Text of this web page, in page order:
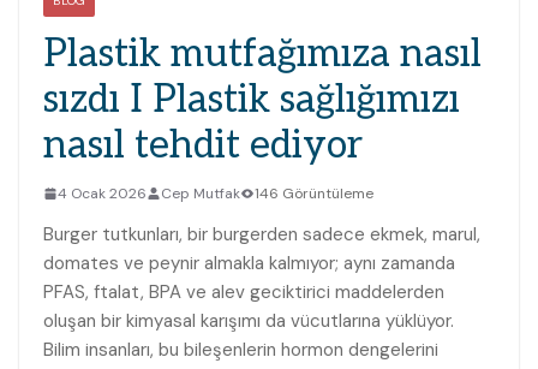
Plastik mutfağımıza nasıl
sızdı I Plastik sağlığımızı
nasıl tehdit ediyor
4 Ocak 2026 Cep Mutfak 146 Görüntüleme
Burger tutkunları, bir burgerden sadece ekmek, marul,
domates ve peynir almakla kalmıyor; aynı zamanda
PFAS, ftalat, BPA ve alev geciktirici maddelerden
oluşan bir kimyasal karışımı da vücutlarına yüklüyor.
Bilim insanları, bu bileşenlerin hormon dengelerini